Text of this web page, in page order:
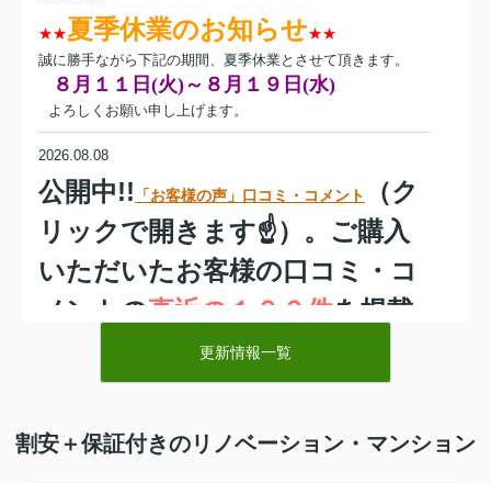
★★夏季休業のお知らせ★★
誠に勝手ながら下記の期間、夏季休業とさせて頂きます。
８月１１日(火)～８月１９日(水)
よろしくお願い申し上げます。
2026.08.08
公開中!! 「お客様の声」口コミ・コメント
（ク
リックで開きます☝）。ご購入
いただいたお客様の口コミ・コ
メントの直近の１００件を掲載
当社担当者のコメントもご
ざいます。ぜひ、ご覧くださ
い。
更新情報一覧
割安＋保証付きのリノベーション・マンション